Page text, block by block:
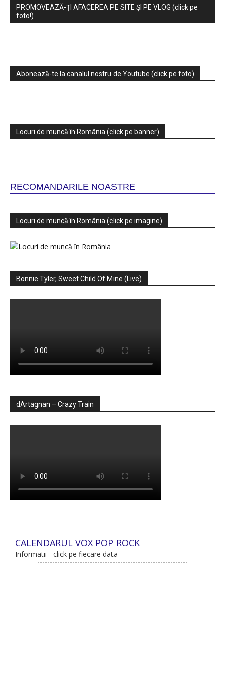
PROMOVEAZĂ-ȚI AFACEREA PE SITE ȘI PE VLOG (click pe
foto!)
Abonează-te la canalul nostru de Youtube (click pe foto)
Locuri de muncă în România (click pe banner)
RECOMANDARILE NOASTRE
Locuri de muncă în România (click pe imagine)
Bonnie Tyler, Sweet Child Of Mine (Live)
dArtagnan – Crazy Train
CALENDARUL VOX POP ROCK
Informatii - click pe fiecare data